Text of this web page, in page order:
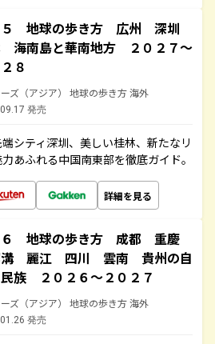
５ 地球の歩き方 広州 深圳
海南島と華南地方 ２０２７～
８
ズ（アジア） 地球の歩き方 海外
発売
シティ深圳、美しい桂林、新たなリ
あふれる中国南東部を徹底ガイド。
詳細を見る
６ 地球の歩き方 成都 重慶
溝 麗江 四川 雲南 貴州の自
族 ２０２６～２０２７
ズ（アジア） 地球の歩き方 海外
発売